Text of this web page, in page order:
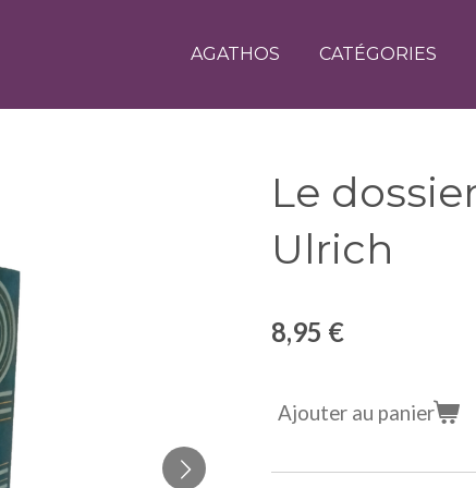
AGATHOS CATÉGORIES
Le
Ulrich
8,95 €
Ajouter au panier